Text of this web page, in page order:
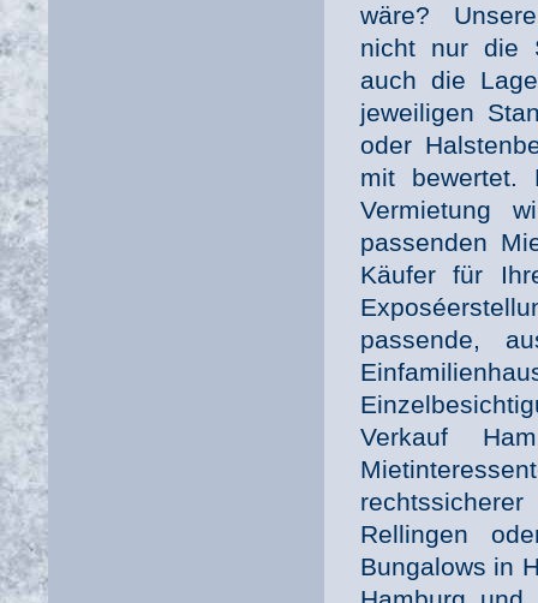
wäre?
nicht nur die
auch die
jeweiligen
oder
mit bewertet.
Vermietung
passenden
Käufer für
passende,
Verkauf
Rellingen
Bungalows in